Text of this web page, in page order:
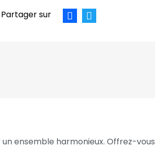
Partager sur
ensemble harmonieux. Offrez-vous